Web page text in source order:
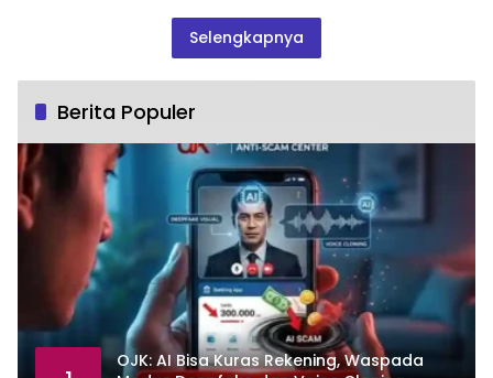
Selengkapnya
Berita Populer
OJK: AI Bisa Kuras Rekening, Waspada